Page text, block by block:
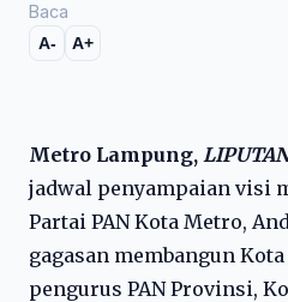
Baca
A- A+
Metro Lampung,
jadwal penyampaian visi
Partai PAN Kota Metro,
gagasan membangun
pengurus PAN Provinsi,